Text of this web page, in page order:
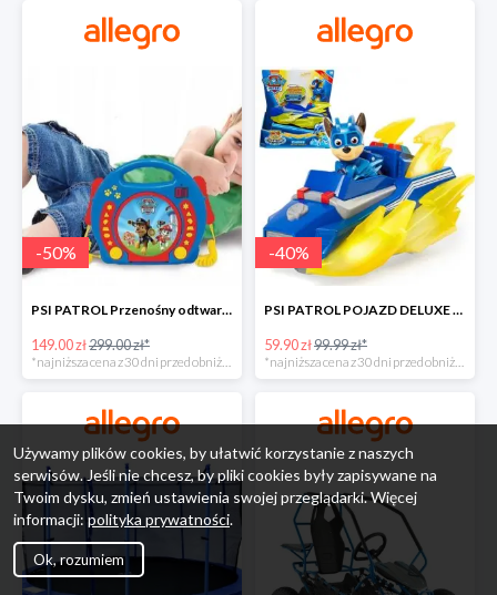
-50%
PSI PATROL Przenośny odtwarzacz CD Karaoke PAW -50%
149.00 zł299.00 zł*
*najniższa cena z 30 dni przed obniżką
-40%
PSI PATROL POJAZD DELUXE FIGURKA CHASE MIGHTY PUPS -40%
59.90 zł99.99 zł*
*najniższa cena z 30 dni przed obniżką
Używamy plików cookies, by ułatwić korzystanie z naszych
serwisów. Jeśli nie chcesz, by pliki cookies były zapisywane na
Twoim dysku, zmień ustawienia swojej przeglądarki. Więcej
informacji: polityka prywatności.
Ok, rozumiem